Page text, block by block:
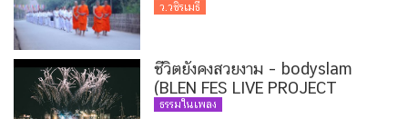
ว.วชิรเมธี
ชีวิตยังคงสวยงาม – bodyslam
(BLEN FES LIVE PROJECT
VERSION)
ธรรมในเพลง